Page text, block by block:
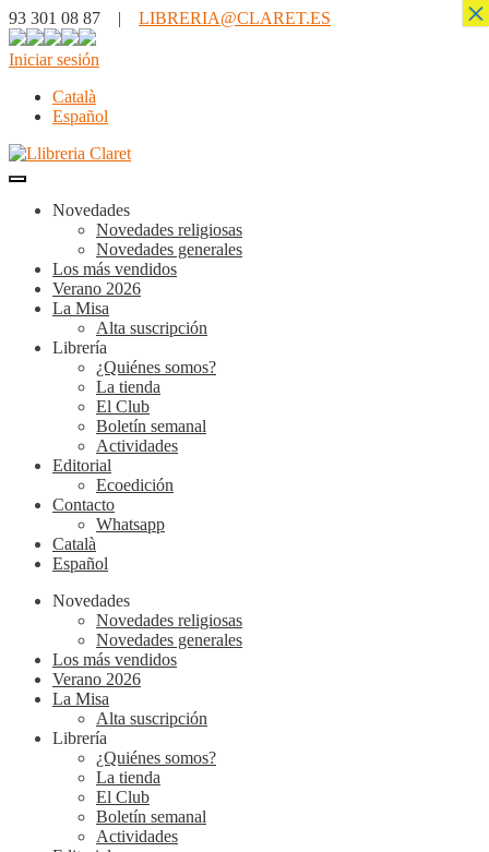
93 301 08 87 | LIBRERIA@CLARET.ES
Iniciar sesión
Català
Español
Novedades
Novedades religiosas
Novedades generales
Los más vendidos
Verano 2026
La Misa
Alta suscripción
Librería
¿Quiénes somos?
La tienda
El Club
Boletín semanal
Actividades
Editorial
Ecoedición
Contacto
Whatsapp
Català
Español
Novedades
Novedades religiosas
Novedades generales
Los más vendidos
Verano 2026
La Misa
Alta suscripción
Librería
¿Quiénes somos?
La tienda
El Club
Boletín semanal
Actividades
×